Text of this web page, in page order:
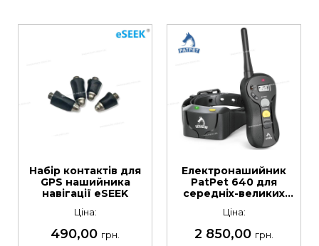
Набір контактів для
GPS нашийника
навігації eSEEK
Ціна:
490,00 грн.
Електронашийник
PatPet 640 для
середніх-великих
900 м
Ціна:
2 850,00 грн.